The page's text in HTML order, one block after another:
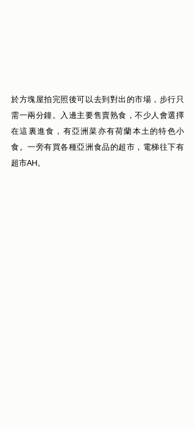
於方塊屋拍完照後可以去到對出的市場，步行只
需一兩分鐘。入邊主要售賣熟食，不少人會選擇
在這裏進食，有亞洲菜亦有荷蘭本土的特色小
食。一旁有買各種亞洲食品的超市，電梯往下有
超市AH。